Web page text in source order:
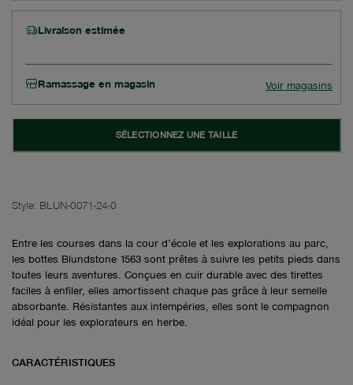
Livraison estimée
Ramassage en magasin Voir magasins
SÉLECTIONNEZ UNE TAILLE
Style: BLUN-0071-24-0
Entre les courses dans la cour d’école et les explorations au parc,
les bottes Blundstone 1563 sont prêtes à suivre les petits pieds dans
toutes leurs aventures. Conçues en cuir durable avec des tirettes
faciles à enfiler, elles amortissent chaque pas grâce à leur semelle
absorbante. Résistantes aux intempéries, elles sont le compagnon
idéal pour les explorateurs en herbe.
CARACTÉRISTIQUES